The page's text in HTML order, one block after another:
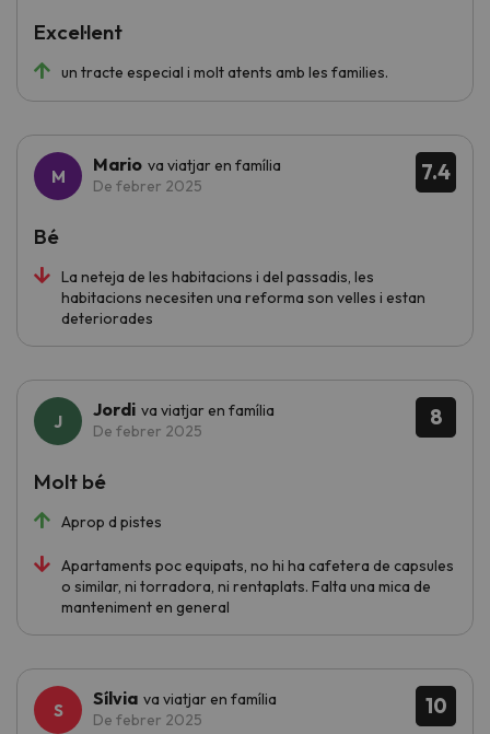
un tracte especial i molt atents amb les families.
Excel·lent
7.4
Mario va viatjar en família
De febrer 2025
La neteja de les habitacions i del passadis, les
habitacions necesiten una reforma son velles i estan
deteriorades
Bé
8
Jordi va viatjar en família
De febrer 2025
Aprop d pistes
Apartaments poc equipats, no hi ha cafetera de capsules
o similar, ni torradora, ni rentaplats. Falta una mica de
manteniment en general
Molt bé
10
Sílvia va viatjar en família
De febrer 2025